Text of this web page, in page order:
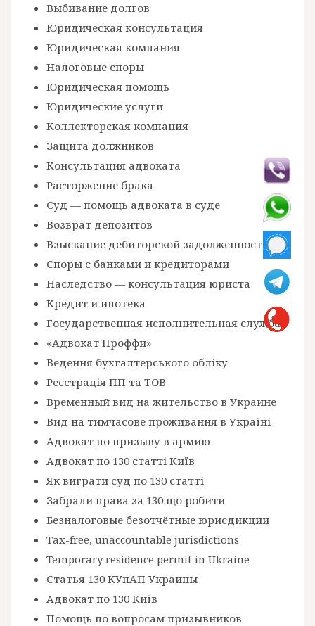
Выбивание долгов
Юридическая консультация
Юридическая компания
Налоговые споры
Юридическая помощь
Юридические услуги
Коллекторская компания
Защита должников
Консультация адвоката
Расторжение брака
Суд — помощь адвоката в суде
Возврат депозитов
Взыскание дебиторской задолженности
Споры с банками и кредиторами
Наследство — консультация юриста
Кредит и ипотека
Государственная исполнительная служба
«Адвокат Проффи»
Ведення бухгалтерського обліку
Реєстрація ПП та ТОВ
Временный вид на жительство в Украине
Вид на тимчасове проживання в Україні
Адвокат по призыву в армию
Адвокат по 130 статті Київ
Як виграти суд по 130 статті
Забрали права за 130 що робити
Безналоговые безотчётные юрисдикции
Tax-free, unaccountable jurisdictions
Temporary residence permit in Ukraine
Статья 130 КУпАП Украины
Адвокат по 130 Київ
Помощь по вопросам призывников